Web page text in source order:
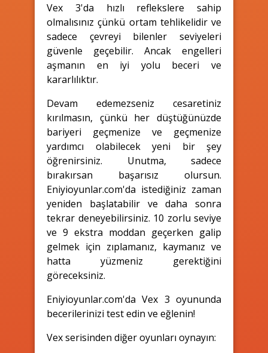
Vex 3'da hızlı reflekslere sahip
olmalısınız çünkü ortam tehlikelidir ve
sadece çevreyi bilenler seviyeleri
güvenle geçebilir. Ancak engelleri
aşmanın en iyi yolu beceri ve
kararlılıktır.
Devam edemezseniz cesaretiniz
kırılmasın, çünkü her düştüğünüzde
bariyeri geçmenize ve geçmenize
yardımcı olabilecek yeni bir şey
öğrenirsiniz. Unutma, sadece
bırakırsan başarısız olursun.
Eniyioyunlar.com'da istediğiniz zaman
yeniden başlatabilir ve daha sonra
tekrar deneyebilirsiniz. 10 zorlu seviye
ve 9 ekstra moddan geçerken galip
gelmek için zıplamanız, kaymanız ve
hatta yüzmeniz gerektiğini
göreceksiniz.
Eniyioyunlar.com'da Vex 3 oyununda
becerilerinizi test edin ve eğlenin!
Vex serisinden diğer oyunları oynayın: